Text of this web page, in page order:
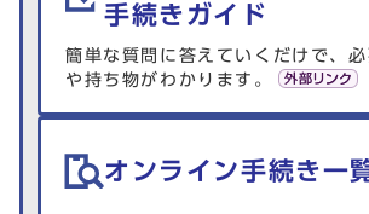
手続きガイド
簡単な質問に答えていくだけで、
や持ち物がわかります。
オンライン手続き一